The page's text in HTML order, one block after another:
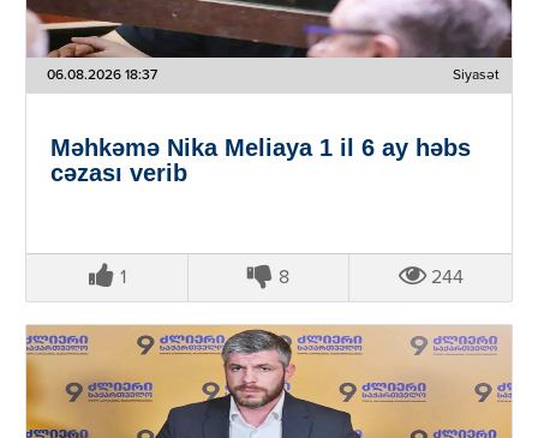
06.08.2026 18:37 Siyasət
Məhkəmə Nika Meliaya 1 il 6 ay həbs
cəzası verib
1 8 244